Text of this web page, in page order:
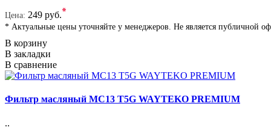
Цена: 249 руб.*
* Актуальные цены уточняйте у менеджеров. Не является публичной
В корзину
В закладки
В сравнение
Фильтр масляный MC13 T5G WAYTEKO PREMIUM
..